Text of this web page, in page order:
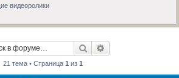
видеоролики
Поиск
21 тема • Страница 1 из 1